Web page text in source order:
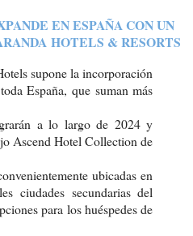
EN ESPAÑA CON UN
HOTELS & RESORTS
supone la incorporación
España, que suman más
a lo largo de 2024 y
Ascend Hotel Collection de
ubicadas en
ciudades secundarias del
para los huéspedes de